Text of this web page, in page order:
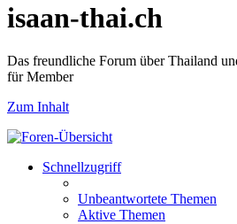
isaan-thai.ch
Das freundliche Forum über Thailand
für Member
Zum Inhalt
Schnellzugriff
Unbeantwortete Themen
Aktive Themen